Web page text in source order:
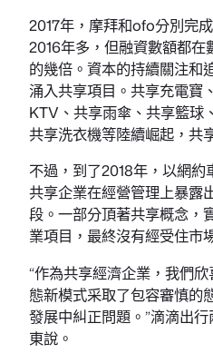
2017年，摩拜和ofo分別完
2016年多，但融資數額都
的幾倍。資本的持續關注和
涌入共享項目。共享充電寶
KTV、共享雨傘、共享籃球
共享洗衣機等陸續崛起，共
不過，到了2018年，以網
共享企業在經營管理上暴露
段。一部分頂著共享概念，
業項目，最終沒有經受住市
“作為共享經濟企業，我們
態新模式采取了包容審慎的
發展中糾正問題。”滴滴出
東說。